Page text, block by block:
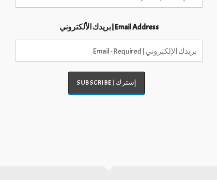
Email Address | بريدك الألكتروني